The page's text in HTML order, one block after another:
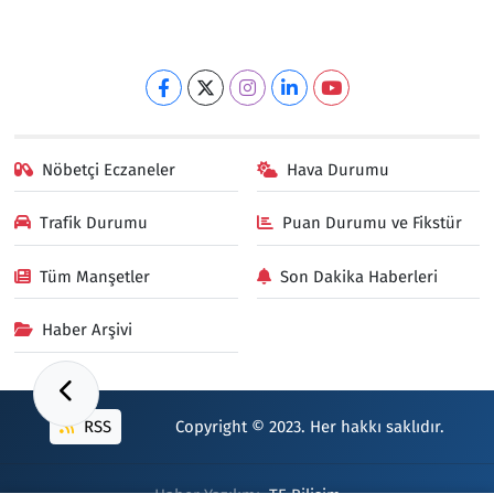
Nöbetçi Eczaneler Hava Durumu
Trafik Durumu Puan Durumu ve Fikstür
Tüm Manşetler Son Dakika Haberleri
Haber Arşivi
RSS Copyright © 2023. Her hakkı saklıdır.